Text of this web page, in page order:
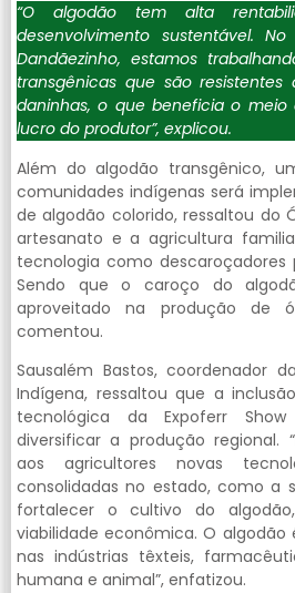
“O algodão tem alta
desenvolvimento sustentável.
Dandãezinho, estamos
transgênicas que são
daninhas, o que beneficia o
lucro do produtor”, explicou.
Além do algodão transgênico,
comunidades indígenas será
de algodão colorido, ressaltou do
artesanato e a agricultura
tecnologia como
Sendo que o caroço do
aproveitado na produção de
comentou.
Sausalém Bastos, coordenador
Indígena, ressaltou que a
tecnológica da Expoferr
diversificar a produção regional.
aos agricultores novas
consolidadas no estado, como a
fortalecer o cultivo do
viabilidade econômica. O
nas indústrias têxteis,
humana e animal”, enfatizou.